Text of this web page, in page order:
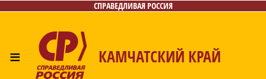
СПРАВЕДЛИВАЯ РОССИЯ
≡ КАМЧАТСКИЙ КРАЙ